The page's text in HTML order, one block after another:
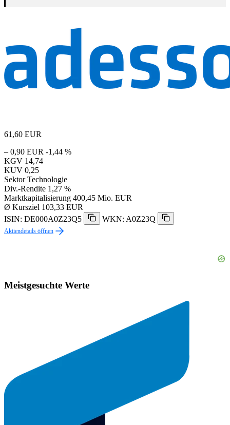
61,60 EUR
– 0,90 EUR -1,44 %
KGV 14,74
KUV 0,25
Sektor Technologie
Div.-Rendite 1,27 %
Marktkapitalisierung 400,45 Mio. EUR
Ø Kursziel 103,33 EUR
ISIN: DE000A0Z23Q5
WKN: A0Z23Q
Aktiendetails öffnen
Meistgesuchte Werte